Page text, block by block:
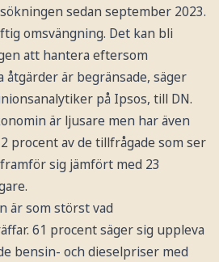
sedan september 2023.
omsvängning. Det kan bli
att hantera eftersom
är begränsade, säger
på Ipsos, till DN.
är ljusare men har även
procent av de tillfrågade som ser
sig jämfört med 23
är som störst vad
61 procent säger sig uppleva
bensin- och dieselpriser med